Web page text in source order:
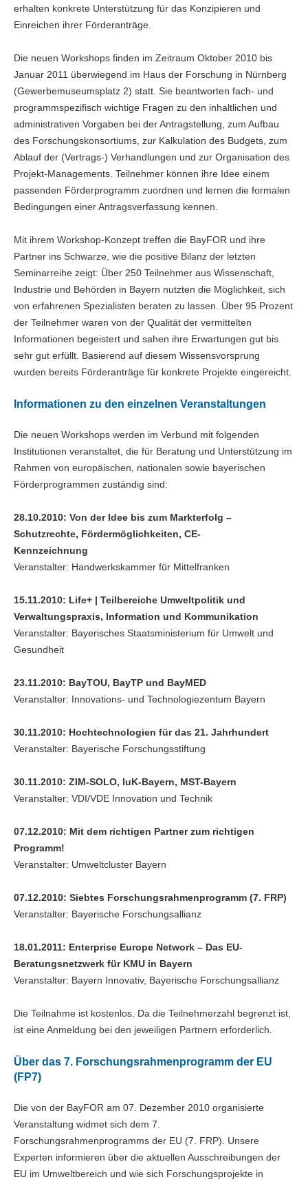
erhalten konkrete Unterstützung für das Konzipieren und
Einreichen ihrer Förderanträge.
Die neuen Workshops finden im Zeitraum Oktober 2010 bis
Januar 2011 überwiegend im Haus der Forschung in Nürnberg
(Gewerbemuseumsplatz 2) statt. Sie beantworten fach- und
programmspezifisch wichtige Fragen zu den inhaltlichen und
administrativen Vorgaben bei der Antragstellung, zum Aufbau
des Forschungskonsortiums, zur Kalkulation des Budgets, zum
Ablauf der (Vertrags-) Verhandlungen und zur Organisation des
Projekt-Managements. Teilnehmer können ihre Idee einem
passenden Förderprogramm zuordnen und lernen die formalen
Bedingungen einer Antragsverfassung kennen.
Mit ihrem Workshop-Konzept treffen die BayFOR und ihre
Partner ins Schwarze, wie die positive Bilanz der letzten
Seminarreihe zeigt: Über 250 Teilnehmer aus Wissenschaft,
Industrie und Behörden in Bayern nutzten die Möglichkeit, sich
von erfahrenen Spezialisten beraten zu lassen. Über 95 Prozent
der Teilnehmer waren von der Qualität der vermittelten
Informationen begeistert und sahen ihre Erwartungen gut bis
sehr gut erfüllt. Basierend auf diesem Wissensvorsprung
wurden bereits Förderanträge für konkrete Projekte eingereicht.
Informationen zu den einzelnen Veranstaltungen
Die neuen Workshops werden im Verbund mit folgenden
Institutionen veranstaltet, die für Beratung und Unterstützung im
Rahmen von europäischen, nationalen sowie bayerischen
Förderprogrammen zuständig sind:
28.10.2010: Von der Idee bis zum Markterfolg –
Schutzrechte, Fördermöglichkeiten, CE-
Kennzeichnung
Veranstalter: Handwerkskammer für Mittelfranken
15.11.2010: Life+ | Teilbereiche Umweltpolitik und
Verwaltungspraxis, Information und Kommunikation
Veranstalter: Bayerisches Staatsministerium für Umwelt und
Gesundheit
23.11.2010: BayTOU, BayTP und BayMED
Veranstalter: Innovations- und Technologiezentum Bayern
30.11.2010: Hochtechnologien für das 21. Jahrhundert
Veranstalter: Bayerische Forschungsstiftung
30.11.2010: ZIM-SOLO, IuK-Bayern, MST-Bayern
Veranstalter: VDI/VDE Innovation und Technik
07.12.2010: Mit dem richtigen Partner zum richtigen
Programm!
Veranstalter: Umweltcluster Bayern
07.12.2010: Siebtes Forschungsrahmenprogramm (7. FRP)
Veranstalter: Bayerische Forschungsallianz
18.01.2011: Enterprise Europe Network – Das EU-
Beratungsnetzwerk für KMU in Bayern
Veranstalter: Bayern Innovativ, Bayerische Forschungsallianz
Die Teilnahme ist kostenlos. Da die Teilnehmerzahl begrenzt ist,
ist eine Anmeldung bei den jeweiligen Partnern erforderlich.
Über das 7. Forschungsrahmenprogramm der EU
(FP7)
Die von der BayFOR am 07. Dezember 2010 organisierte
Veranstaltung widmet sich dem 7.
Forschungsrahmenprogramms der EU (7. FRP). Unsere
Experten informieren über die aktuellen Ausschreibungen der
EU im Umweltbereich und wie sich Forschungsprojekte in